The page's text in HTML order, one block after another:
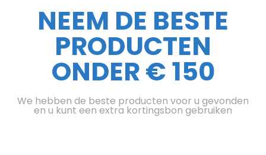
NEEM DE BESTE
PRODUCTEN
ONDER € 150
We hebben de beste producten voor u gevonden
en u kunt een extra kortingsbon gebruiken